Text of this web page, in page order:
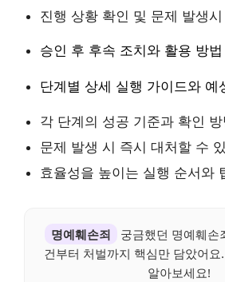
진행 상황 확인 및 문제 발생시
승인 후 후속 조치와 활용 방법
단계별 상세 실행 가이드와 예
각 단계의 성공 기준과 확인 방
문제 발생 시 즉시 대처할 수
효율성을 높이는 실행 순서와
명예훼손죄
궁금했던 명예훼손
건부터 처벌까지 핵심만 담았어요
알아보세요!